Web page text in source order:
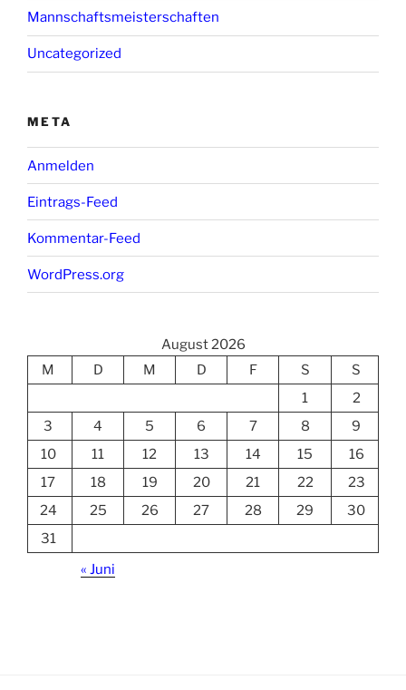
Mannschaftsmeisterschaften
Uncategorized
META
Anmelden
Eintrags-Feed
Kommentar-Feed
WordPress.org
August 2026
M
D M D F S
S
1
2
3
4 5 6 7 8
9
10
11 12 13 14 15
16
17
18 19 20 21 22
23
24
25 26 27 28 29
30
31
« Juni